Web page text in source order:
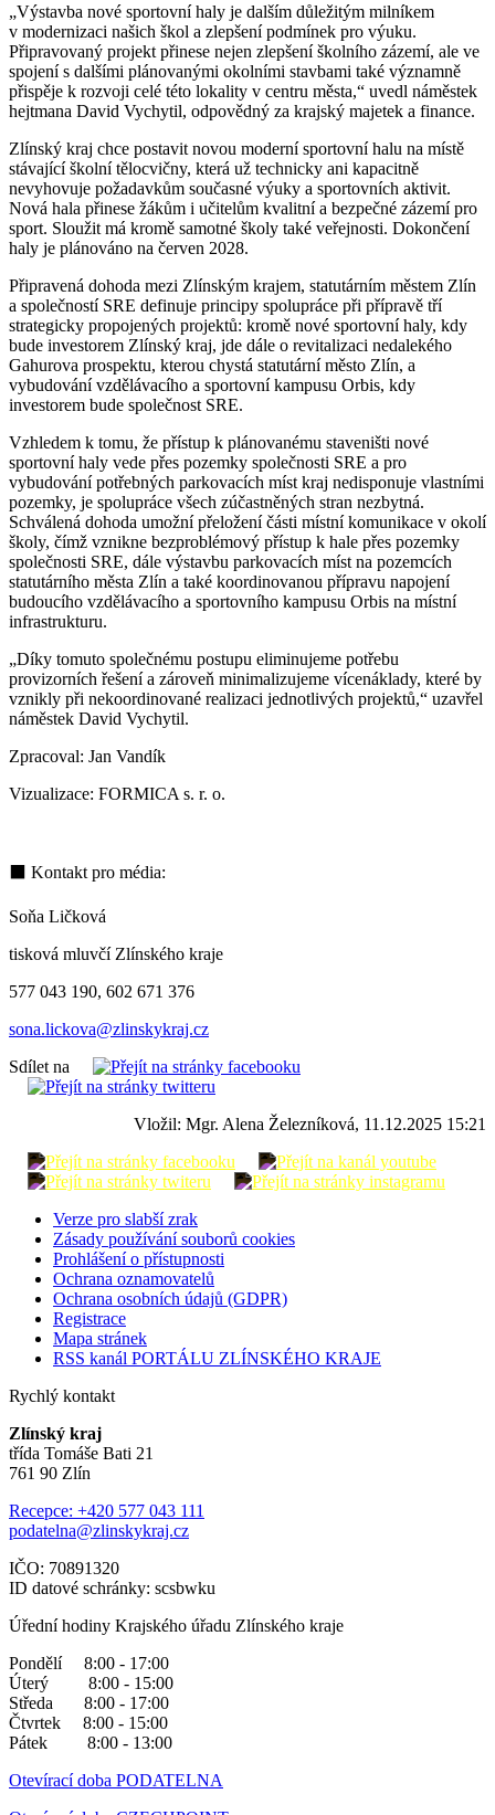
„Výstavba nové sportovní haly je dalším důležitým milníkem
v modernizaci našich škol a zlepšení podmínek pro výuku.
Připravovaný projekt přinese nejen zlepšení školního zázemí, ale ve
spojení s dalšími plánovanými okolními stavbami také významně
přispěje k rozvoji celé této lokality v centru města,“ uvedl náměstek
hejtmana David Vychytil, odpovědný za krajský majetek a finance.
Zlínský kraj chce postavit novou moderní sportovní halu na místě
stávající školní tělocvičny, která už technicky ani kapacitně
nevyhovuje požadavkům současné výuky a sportovních aktivit.
Nová hala přinese žákům i učitelům kvalitní a bezpečné zázemí pro
sport. Sloužit má kromě samotné školy také veřejnosti. Dokončení
haly je plánováno na červen 2028.
Připravená dohoda mezi Zlínským krajem, statutárním městem Zlín
a společností SRE definuje principy spolupráce při přípravě tří
strategicky propojených projektů: kromě nové sportovní haly, kdy
bude investorem Zlínský kraj, jde dále o revitalizaci nedalekého
Gahurova prospektu, kterou chystá statutární město Zlín, a
vybudování vzdělávacího a sportovní kampusu Orbis, kdy
investorem bude společnost SRE.
Vzhledem k tomu, že přístup k plánovanému staveništi nové
sportovní haly vede přes pozemky společnosti SRE a pro
vybudování potřebných parkovacích míst kraj nedisponuje vlastními
pozemky, je spolupráce všech zúčastněných stran nezbytná.
Schválená dohoda umožní přeložení části místní komunikace v okolí
školy, čímž vznikne bezproblémový přístup k hale přes pozemky
společnosti SRE, dále výstavbu parkovacích míst na pozemcích
statutárního města Zlín a také koordinovanou přípravu napojení
budoucího vzdělávacího a sportovního kampusu Orbis na místní
infrastrukturu.
„Díky tomuto společnému postupu eliminujeme potřebu
provizorních řešení a zároveň minimalizujeme vícenáklady, které by
vznikly při nekoordinované realizaci jednotlivých projektů,“ uzavřel
náměstek David Vychytil.
Zpracoval: Jan Vandík
Vizualizace: FORMICA s. r. o.
⬛ Kontakt pro média:
Soňa Ličková
tisková mluvčí Zlínského kraje
577 043 190, 602 671 376
sona.lickova@zlinskykraj.cz
Sdílet na
Vložil: Mgr. Alena Železníková, 11.12.2025 15:21
Verze pro slabší zrak
Zásady používání souborů cookies
Prohlášení o přístupnosti
Ochrana oznamovatelů
Ochrana osobních údajů (GDPR)
Registrace
Mapa stránek
RSS kanál PORTÁLU ZLÍNSKÉHO KRAJE
Rychlý kontakt
Zlínský kraj
třída Tomáše Bati 21
761 90 Zlín
Recepce: +420 577 043 111
podatelna@zlinskykraj.cz
IČO: 70891320
ID datové schránky: scsbwku
Úřední hodiny Krajského úřadu Zlínského kraje
Pondělí 8:00 - 17:00
Úterý 8:00 - 15:00
Středa 8:00 - 17:00
Čtvrtek 8:00 - 15:00
Pátek 8:00 - 13:00
Otevírací doba PODATELNA